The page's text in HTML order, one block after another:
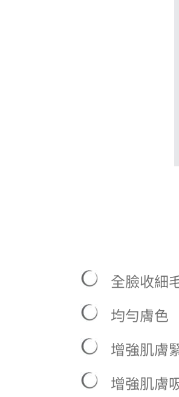
全臉收細
均勻膚色
增強肌膚
增強肌膚